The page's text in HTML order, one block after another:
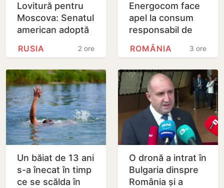
Lovitură pentru
Moscova: Senatul
american adoptă
împotriva Rusiei2 ore
RUSIA
Energocom face
apel la consum
responsabil de
energie în orele
de vârfe vârf
3 ore
ROMÂNIA
Un băiat de 13 ani
s-a înecat în timp
ce se scălda în
O dronă a intrat în
Bulgaria dinspre
România și a